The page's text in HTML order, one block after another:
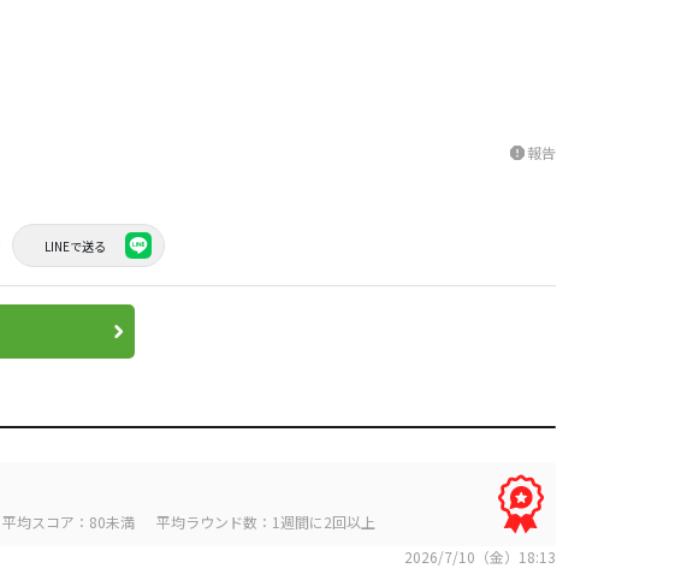
report報告
LINEで送る
平均スコア：80未満
平均ラウンド数：1週間に2回以上
2026/7/10（金）18:13